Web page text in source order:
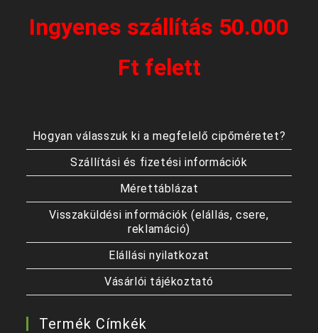
Ingyenes szállítás 50.000
Ft felett
Hogyan válasszuk ki a megfelelő cipőméretet?
Szállítási és fizetési információk
Mérettáblázat
Visszaküldési információk (elállás, csere,
reklamáció)
Elállási nyilatkozat
Vásárlói tájékoztató
Termék Címkék